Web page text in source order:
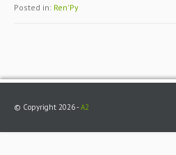
Posted in: Ren'Py
© Copyright 2026 -A2